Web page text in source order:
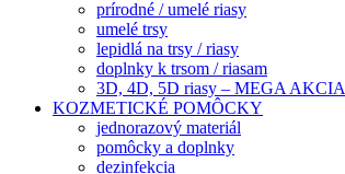
prírodné / umelé riasy
umelé trsy
lepidlá na trsy / riasy
doplnky k trsom / riasam
3D, 4D, 5D riasy – MEGA AKCIA
KOZMETICKÉ POMÔCKY
jednorazový materiál
pomôcky a doplnky
dezinfekcia